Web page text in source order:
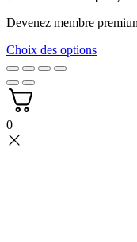
Devenez membre
Choix des options
0